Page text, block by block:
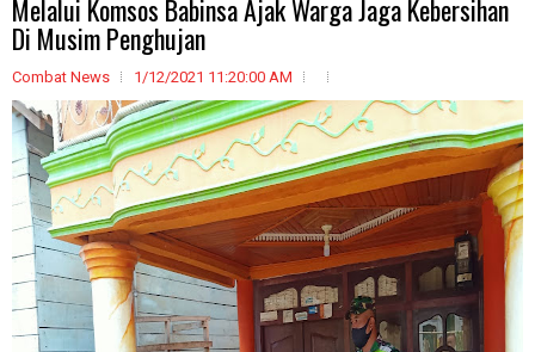
Melalui Komsos Babinsa Ajak Warga Jaga Kebersihan
Di Musim Penghujan
Combat News 1/12/2021 11:20:00 AM